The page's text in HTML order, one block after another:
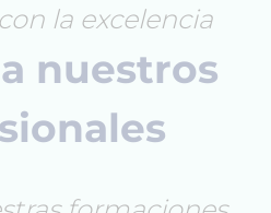
la excelencia
nuestros